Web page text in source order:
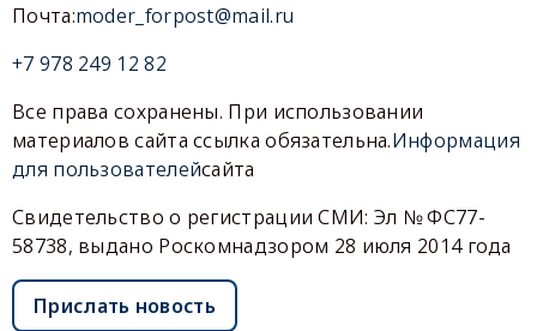
Почта:moder_forpost@mail.ru
+7 978 249 12 82
Все права сохранены. При использовании
материалов сайта ссылка обязательна.Информация
для пользователейсайта
Свидетельство о регистрации СМИ: Эл № ФС77-
58738, выдано Роскомнадзором 28 июля 2014 года
Прислать новость